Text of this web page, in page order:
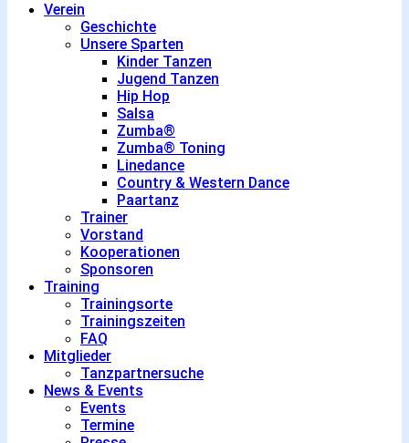
Verein
Geschichte
Unsere Sparten
Kinder Tanzen
Jugend Tanzen
Hip Hop
Salsa
Zumba®
Zumba® Toning
Linedance
Country & Western Dance
Paartanz
Trainer
Vorstand
Kooperationen
Sponsoren
Training
Trainingsorte
Trainingszeiten
FAQ
Mitglieder
Tanzpartnersuche
News & Events
Events
Termine